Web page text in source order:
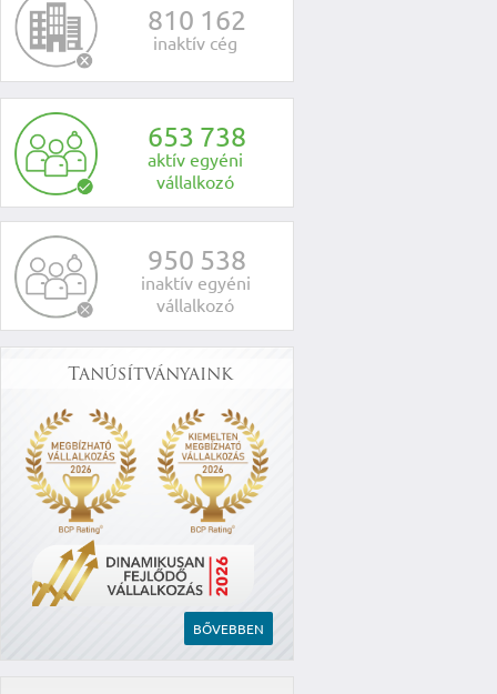
810 162
inaktív cég
653 738
aktív egyéni
vállalkozó
950 538
inaktív egyéni
vállalkozó
Tanúsítványaink
BŐVEBBEN